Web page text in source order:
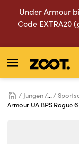
Under Armour
Code EXTRA20
Jungen ...
Armour UA BPS Rogue 6